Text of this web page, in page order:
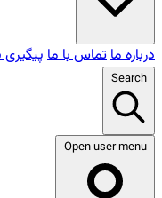
درباره ماتماس با ما
Search
Open user menu